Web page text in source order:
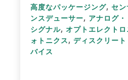
高度なパッケージング, セン
ンスデューサー, アナログ
シグナル, オプトエレクトロ
ォトニクス, ディスクリー
バイス